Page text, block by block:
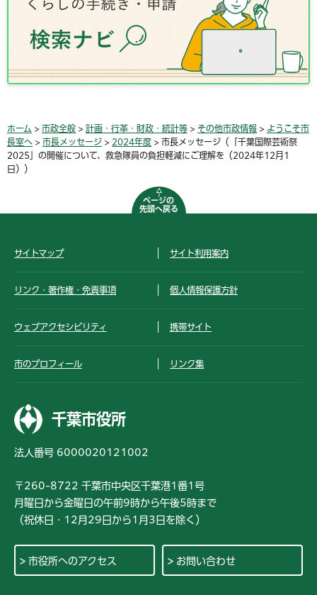
ホーム > 市政全般 > 計画・行革・財政・統計等 > その他市政情報 > ようこそ市
長室へ > 市長メッセージ > 2024年度 > 市長メッセージ（「千葉国際芸術祭
2025」の開催について、救急隊員の負担軽減にご理解を（2024年12月1
日））
ページの
先頭へ戻る
サイトマップ サイト利用案内
リンク・著作権・免責事項 個人情報保護方針
ウェブアクセシビリティ 携帯サイト
市のプロフィール リンク集
千葉市役所
法人番号 6000020121002
〒260-8722 千葉市中央区千葉港1番1号
月曜日から金曜日の午前9時から午後5時まで
（祝休日・12月29日から1月3日を除く）
市役所へのアクセス お問い合わせ